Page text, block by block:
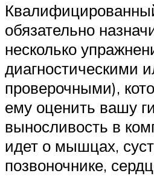
обязательно
несколько
диагностическими
проверочными),
ему оценить вашу
выносливость в
идет о мышцах,
позвоночнике,